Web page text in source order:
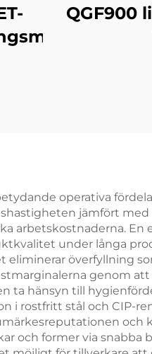
QGF900
operativa
jämfört med
arbetskostnaderna. En
under långa
eliminerar överfyllning
genom att
ta hänsyn till
i rostfritt stål och CIP-
och
och former via snabba